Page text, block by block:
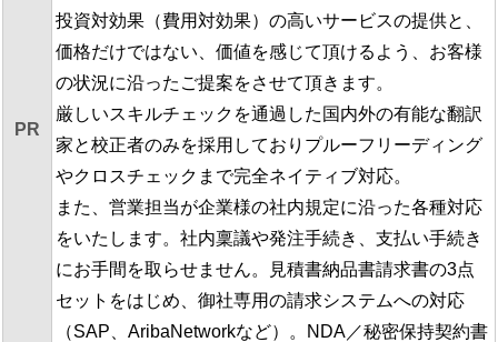
PR
投資対効果（費用対効果）の高いサービスの提供と、
価格だけではない、価値を感じて頂けるよう、お客様
の状況に沿ったご提案をさせて頂きます。
厳しいスキルチェックを通過した国内外の有能な翻訳
家と校正者のみを採用しておりプルーフリーディング
やクロスチェックまで完全ネイティブ対応。
また、営業担当が企業様の社内規定に沿った各種対応
をいたします。社内稟議や発注手続き、支払い手続き
にお手間を取らせません。見積書納品書請求書の3点
セットをはじめ、御社専用の請求システムへの対応
（SAP、AribaNetworkなど）。NDA／秘密保持契約書